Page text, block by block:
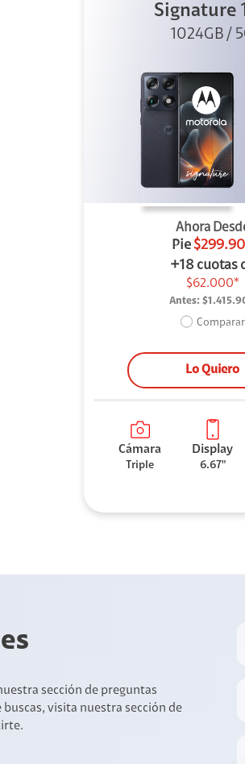
Signature
Negro
1024GB /
Ahora
Pie
+18 cuotas
$62.000*
Antes:
Comparar
Lo Quiero
Cámara
Triple
Display
6.67"
sección de preguntas
visita nuestra sección de